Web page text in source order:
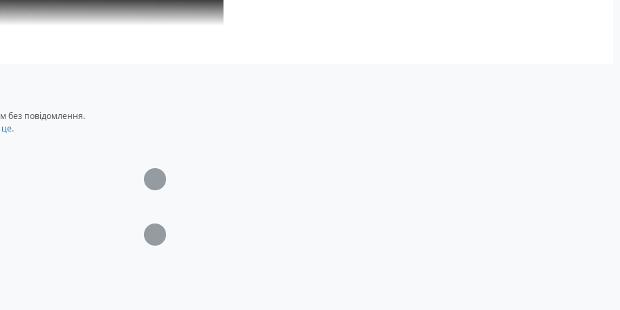
без повідомлення.
це.
Загрузка...
Загрузка...